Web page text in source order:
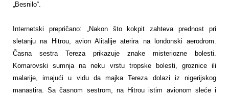
„Besnilo“.
Internetski prepričano: „Nakon što kokpit zahteva prednost pri
sletanju na Hitrou, avion Alitalije aterira na londonski aerodrom.
Časna sestra Tereza prikazuje znake misteriozne bolesti.
Komarovski sumnja na neku vrstu tropske bolesti, groznice ili
malarije, imajući u vidu da majka Tereza dolazi iz nigerijskog
manastira. Sa časnom sestrom, na Hitrou istim avionom sleće i